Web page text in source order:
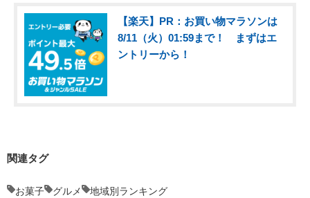
【楽天】PR：お買い物マラソンは
8/11（火）01:59まで！ まずはエ
ントリーから！
関連タグ
お菓子 グルメ 地域別ランキング